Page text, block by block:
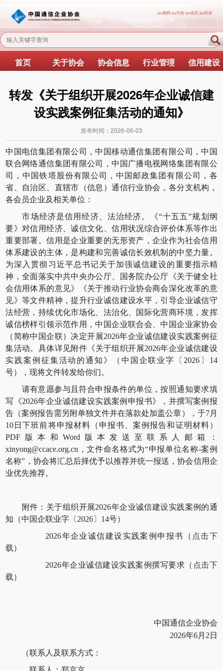
首页 关于协会 协会信息 行业管理 信用建设
转发《关于组织开展2026年企业诚信建
设实践案例征集活动的通知》
发布时间： 2026-06-03
中国电信集团有限公司，中国移动通信集团有限公司，中国
联合网络通信集团有限公司，中国广播电视网络集团有限公
司，中国铁塔股份有限公司，中国邮政集团有限公司，各
省、自治区、直辖市（信息）通信行业协会，各分支机构，
各会员企业及相关单位：
市场经济是信用经济、法治经济。《“十五五”规划纲
要》对信用经济、诚信文化、信用状况综合评价体系等作出
重要部署。信用是企业重要的无形资产，企业作为社会信用
体系建设的主体，是构建和完善诚信长效机制的中坚力量。
为深入贯彻习近平总书记关于加强诚信建设的重要指示精
神，全面落实中共中央办公厅、国务院办公厅《关于健全社
会信用体系的意见》《关于推动行业协会商会深化改革的意
见》等文件精神，提升行业诚信建设水平，引导企业诚信守
法经营，持续优化市场化、法治化、国际化营商环境，发挥
诚信榜样引领示范作用，中国企业联合会、中国企业家协会
（简称中国企联）决定开展2026年企业诚信建设实践案例征
集活动。具体详见附件《关于组织开展2026年企业诚信建设
实践案例征集活动的通知》（中国企联业字〔2026〕14
号），现将文件转发给你们。
请有意愿参与且符合申报条件的单位，按照通知要求填
写《2026年企业诚信建设实践案例申报书》，并撰写案例报
告（案例报告需另附单独文件并在落款处加盖公章），于7月
10日下班前将申报材料（申报书、案例报告和证明材料）
PDF版本和Word版本发送至联系人邮箱：
xinyong@ccace.org.cn，文件命名格式为“申报单位名称-案例
名称”，协会将汇总后择优予以推荐并统一报送，协会信用企
业优先推荐。
附件：关于组织开展2026年企业诚信建设实践案例的通
知（中国企联业字〔2026〕14号）
2026年企业诚信建设实践案例申报书（ 点击下
载）
2026年企业诚信建设实践案例撰写要求（ 点击下
载）
中国通信企业协会
2026年6月2日
（联系人及联系方式：